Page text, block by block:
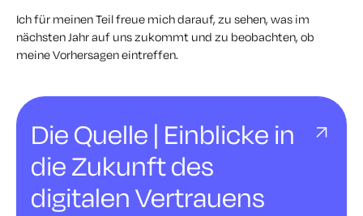
Ich für meinen Teil freue mich darauf, zu sehen, was im
nächsten Jahr auf uns zukommt und zu beobachten, ob
meine Vorhersagen eintreffen.
Die Quelle | Einblicke in
die Zukunft des
digitalen Vertrauens